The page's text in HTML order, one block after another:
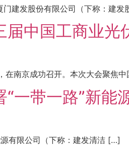
建发股份有限公司（下称：建
中国工商业光
在南京成功召开。本次大会聚焦
一带一路”新能
有限公司（下称：建发清洁 […]